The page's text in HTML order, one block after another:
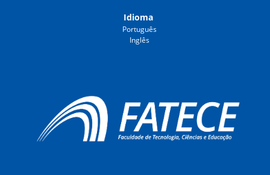
Idioma
Português
Inglês